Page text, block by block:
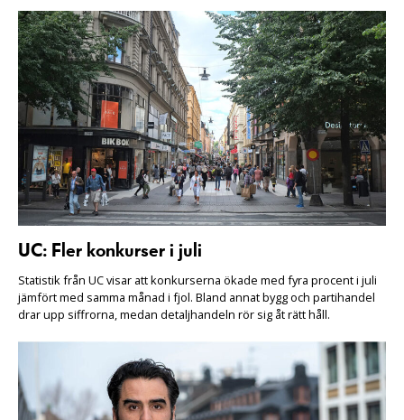
UC: Fler konkurser i juli
Statistik från UC visar att konkurserna ökade med fyra procent i juli
jämfört med samma månad i fjol. Bland annat bygg och partihandel
drar upp siffrorna, medan detaljhandeln rör sig åt rätt håll.